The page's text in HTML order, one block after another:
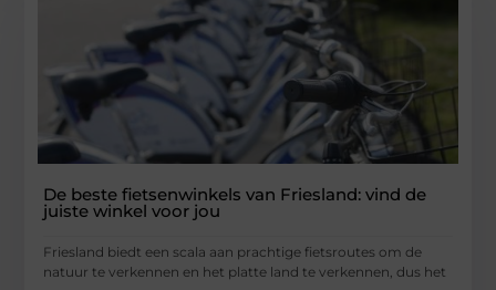
De beste fietsenwinkels van Friesland: vind de
juiste winkel voor jou
Friesland biedt een scala aan prachtige fietsroutes om de
natuur te verkennen en het platte land te verkennen, dus het